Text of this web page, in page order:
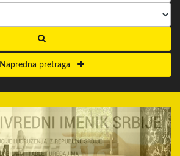
Napredna pretraga